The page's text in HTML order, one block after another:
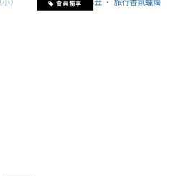
會員獨享